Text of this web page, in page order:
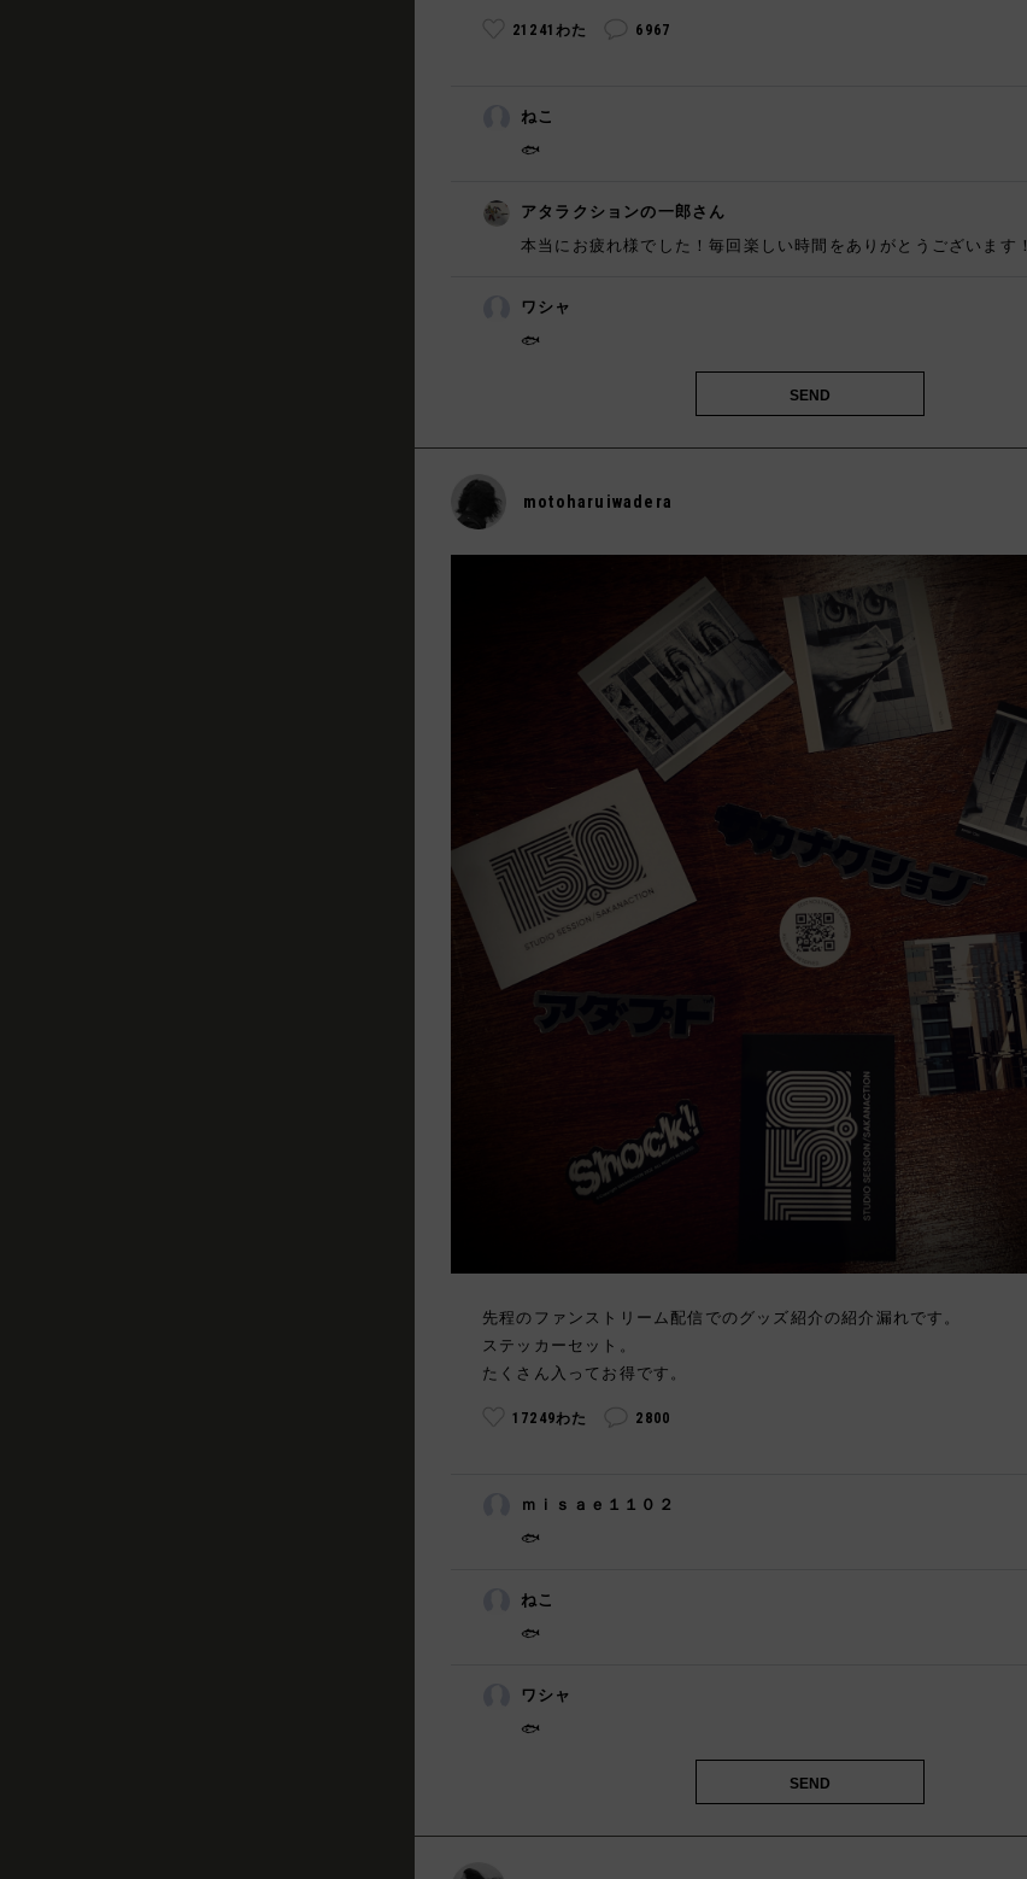
21241わた 6967
ねこ
🐟️
アタラクションの一郎さん
本当にお疲れ様でした！毎回楽しい時間をありがとうございます！
ワシャ
🐟
motoharuiwadera
先程のファンストリーム配信でのグッズ紹介の紹介漏れです。
ステッカーセット。
たくさん入ってお得です。
17249わた 2800
ｍｉｓａｅ１１０２
🐟
ねこ
🐟️
ワシャ
🐟